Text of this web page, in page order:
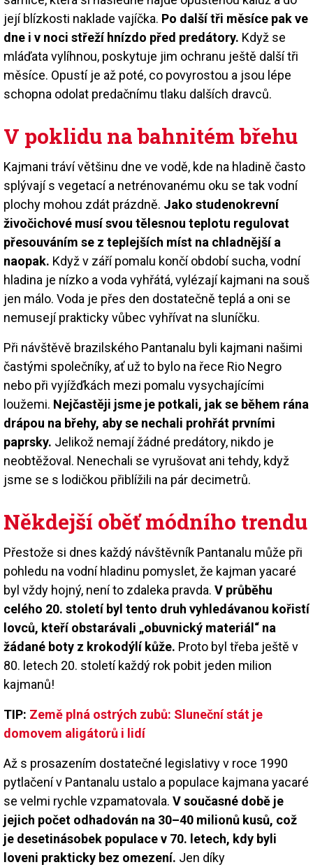
její blízkosti naklade vajíčka. Po další tři měsíce pak ve
dne i v noci střeží hnízdo před predátory. Když se
mláďata vylíhnou, poskytuje jim ochranu ještě další tři
měsíce. Opustí je až poté, co povyrostou a jsou lépe
schopna odolat predačnímu tlaku dalších dravců.
V poklidu na bahnitém břehu
Kajmani tráví většinu dne ve vodě, kde na hladině často
splývají s vegetací a netrénovanému oku se tak vodní
plochy mohou zdát prázdně. Jako studenokrevní
živočichové musí svou tělesnou teplotu regulovat
přesouváním se z teplejších míst na chladnější a
naopak. Když v září pomalu končí období sucha, vodní
hladina je nízko a voda vyhřátá, vylézají kajmani na souš
jen málo. Voda je přes den dostatečně teplá a oni se
nemusejí prakticky vůbec vyhřívat na sluníčku.
Při návštěvě brazilského Pantanalu byli kajmani našimi
častými společníky, ať už to bylo na řece Rio Negro
nebo při vyjížďkách mezi pomalu vysychajícími
loužemi. Nejčastěji jsme je potkali, jak se během rána
drápou na břehy, aby se nechali prohřát prvními
paprsky. Jelikož nemají žádné predátory, nikdo je
neobtěžoval. Nenechali se vyrušovat ani tehdy, když
jsme se s lodičkou přiblížili na pár decimetrů.
Někdejší oběť módního trendu
Přestože si dnes každý návštěvník Pantanalu může při
pohledu na vodní hladinu pomyslet, že kajman yacaré
byl vždy hojný, není to zdaleka pravda. V průběhu
celého 20. století byl tento druh vyhledávanou kořistí
lovců, kteří obstarávali „obuvnický materiál“ na
žádané boty z krokodýlí kůže. Proto byl třeba ještě v
80. letech 20. století každý rok pobit jeden milion
kajmanů!
TIP: Země plná ostrých zubů: Sluneční stát je
domovem aligátorů i lidí
Až s prosazením dostatečné legislativy v roce 1990
pytlačení v Pantanalu ustalo a populace kajmana yacaré
se velmi rychle vzpamatovala. V současné době je
jejich počet odhadován na 30–40 milionů kusů, což
je desetinásobek populace v 70. letech, kdy byli
loveni prakticky bez omezení. Jen díky